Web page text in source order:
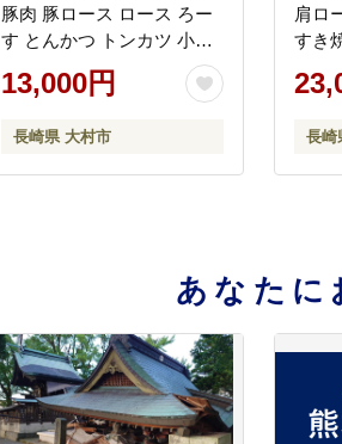
豚肉 豚ロース ロース ろー
す とんかつ トンカツ 小分
け / 大村市 / おおむら夢フ
ァームシュシュ[ACAA016]
13,000円
長崎県 大村市
肩ロ
すき
しゃ
おむ
長崎
あなたに